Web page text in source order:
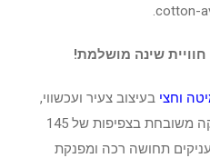
חוויית שינה מושלמת!
וחצי בעיצוב צעיר ועכשווי,
המיוצרים מ-100% כותנה סרוקה משובחת בצפיפות של 145
תחושה רכה ומפנקת